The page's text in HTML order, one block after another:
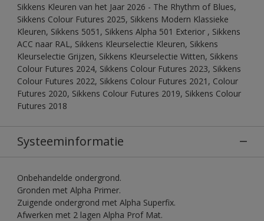
Sikkens Kleuren van het Jaar 2026 - The Rhythm of Blues,
Sikkens Colour Futures 2025, Sikkens Modern Klassieke
Kleuren, Sikkens 5051, Sikkens Alpha 501 Exterior , Sikkens
ACC naar RAL, Sikkens Kleurselectie Kleuren, Sikkens
Kleurselectie Grijzen, Sikkens Kleurselectie Witten, Sikkens
Colour Futures 2024, Sikkens Colour Futures 2023, Sikkens
Colour Futures 2022, Sikkens Colour Futures 2021, Colour
Futures 2020, Sikkens Colour Futures 2019, Sikkens Colour
Futures 2018
Systeeminformatie
Onbehandelde ondergrond.
Gronden met Alpha Primer.
Zuigende ondergrond met Alpha Superfix.
Afwerken met 2 lagen Alpha Prof Mat.